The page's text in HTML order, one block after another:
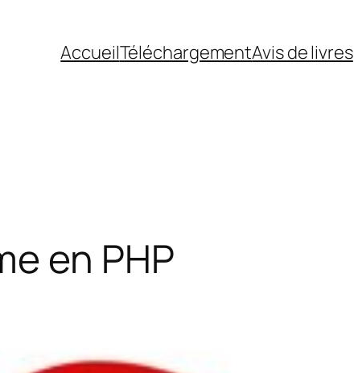
AccueilTéléchargementAvis de livres
en PHP